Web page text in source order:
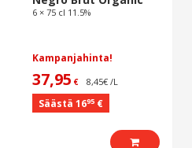
6 × 75 cl 11.5%
Kampanjahinta!
37,95 € 8,45€ /L
Säästä 1695 €